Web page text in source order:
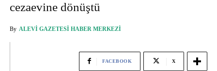
cezaevine dönüştü
By ALEVI GAZETESI HABER MERKEZI
FACEBOOK X